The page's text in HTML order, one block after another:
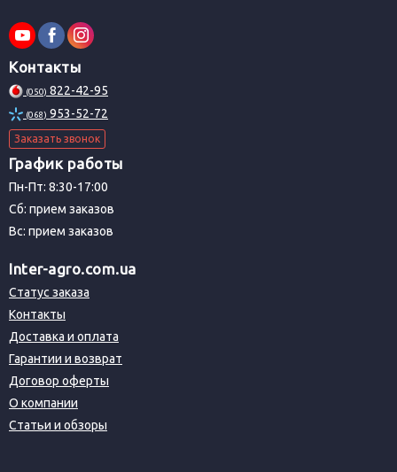
Контакты
(050) 822-42-95
(068) 953-52-72
Заказать звонок
График работы
Пн-Пт: 8:30-17:00
Сб: прием заказов
Вс: прием заказов
Inter-agro.com.ua
Статус заказа
Контакты
Доставка и оплата
Гарантии и возврат
Договор оферты
О компании
Статьи и обзоры